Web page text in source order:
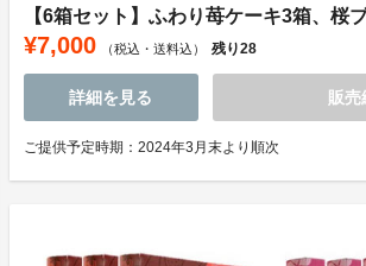
【6箱セット】ふわり苺ケーキ3箱、桜
¥7,000 （税込・送料込） 残り28
詳細を見る 販売
ご提供予定時期：2024年3月末より順次